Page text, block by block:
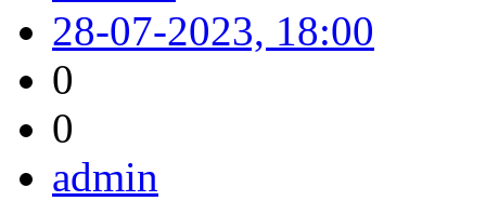
28-07-2023, 18:00
0
0
admin